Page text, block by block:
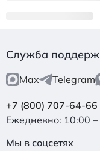
Служба
Max Telegram
+7 (800) 707-64-66
Ежедневно: 10:00
Мы в соцсетях